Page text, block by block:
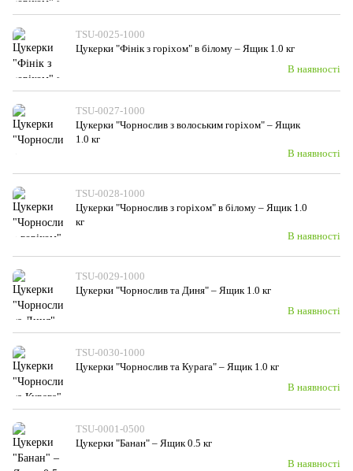
TSU-0025-1000
Цукерки "Фінік з горiхом" в білому – Ящик 1.0 кг
В наявності
TSU-0027-1000
Цукерки "Чорнослив з волоським горiхом" – Ящик
1.0 кг
В наявності
TSU-0028-1000
Цукерки "Чорнослив з горiхом" в білому – Ящик 1.0
кг
В наявності
TSU-0029-1000
Цукерки "Чорнослив та Диня" – Ящик 1.0 кг
В наявності
TSU-0030-1000
Цукерки "Чорнослив та Курага" – Ящик 1.0 кг
В наявності
TSU-0001-0500
Цукерки "Банан" – Ящик 0.5 кг
В наявності